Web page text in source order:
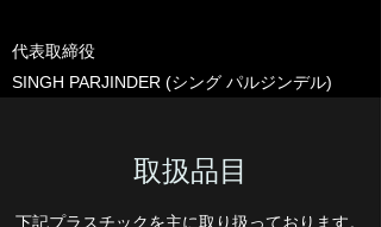
代表取締役
SINGH PARJINDER (シング パルジンデル)
​​取扱品目
下記プラスチックを主に取り扱っております。